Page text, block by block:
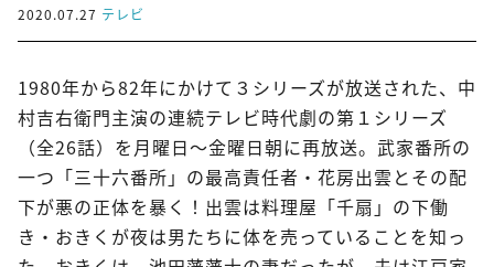
2020.07.27 テレビ
1980年から82年にかけて３シリーズが放送された、中
村吉右衛門主演の連続テレビ時代劇の第１シリーズ
（全26話）を月曜日～金曜日朝に再放送。武家番所の
一つ「三十六番所」の最高責任者・花房出雲とその配
下が悪の正体を暴く！出雲は料理屋「千扇」の下働
き・おきくが夜は男たちに体を売っていることを知っ